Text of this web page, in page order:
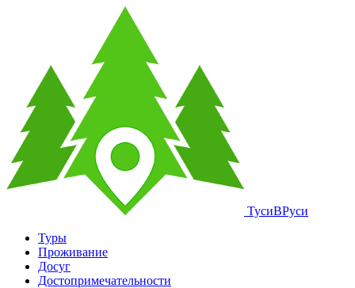
ТусиВРуси
Туры
Проживание
Досуг
Достопримечательности